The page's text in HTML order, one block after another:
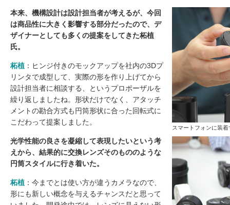
スマートフォンに装
本来、機構設計は設計担当者が考えるが、今回
は商品性に大きく影響する部分だったので、デ
ザイナーとしても多くの提案をしてきた柘植
氏。
柘植 ：ヒンジ付きのモックアップを社内の3Dプ
リンタで成型して、実際の形を作り上げてから
設計担当者に相談する、というプロポーザルを
繰り返しましたね。形状だけでなく、アタッチ
メントの勘合方式も円筒形状に合った回転式に
こだわって提案しました。
光学性能の良さを凝縮して表現したいという考
えから、結果的に交換レンズそのもののような
円筒スタイルに行き着いた。
柘植 ：今までとは使い方が違うカメラなので、
形にも新しい概念を与えるチャンスだと思って